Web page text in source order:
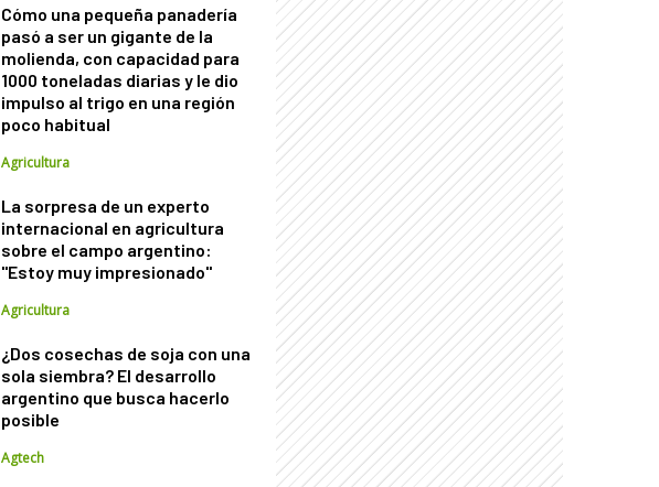
Cómo una pequeña panadería
pasó a ser un gigante de la
molienda, con capacidad para
1000 toneladas diarias y le dio
impulso al trigo en una región
poco habitual
Agricultura
La sorpresa de un experto
internacional en agricultura
sobre el campo argentino:
"Estoy muy impresionado"
Agricultura
¿Dos cosechas de soja con una
sola siembra? El desarrollo
argentino que busca hacerlo
posible
Agtech